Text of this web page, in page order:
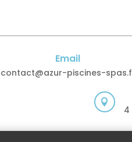
Email
contact@azur-piscines-

4